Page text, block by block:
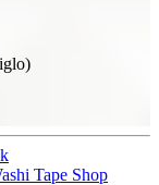
Tape Shop